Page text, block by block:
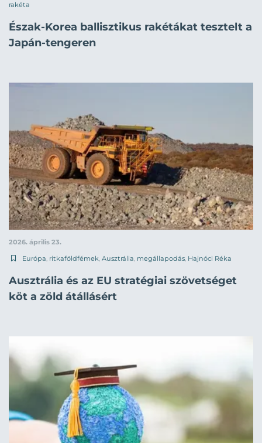
rakéta
Észak-Korea ballisztikus rakétákat tesztelt a
Japán-tengeren
2026. április 23.
Európa, ritkaföldfémek, Ausztrália, megállapodás, Hajnóci Réka
Ausztrália és az EU stratégiai szövetséget
köt a zöld átállásért